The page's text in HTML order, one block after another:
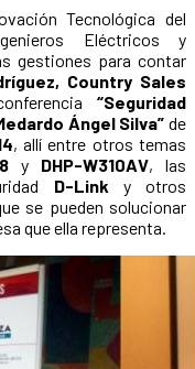
Tecnológica del
Eléctricos y
gestiones para contar
Country Sales
“Seguridad
Ángel Silva” de
, allí entre otros temas
y DHP-W310AV, las
D-Link y otros
se pueden solucionar
que ella representa.